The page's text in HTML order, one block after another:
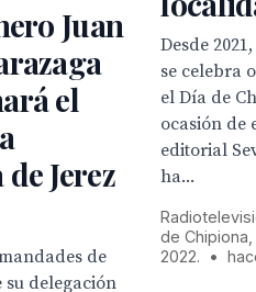
Juan
el
Jerez
de
su delegación
Desde
se celebra
el Día de
ocasión de
editorial
ha...
de
2022.
•